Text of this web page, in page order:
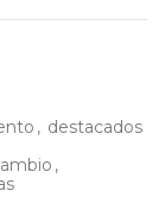
, destacados
,